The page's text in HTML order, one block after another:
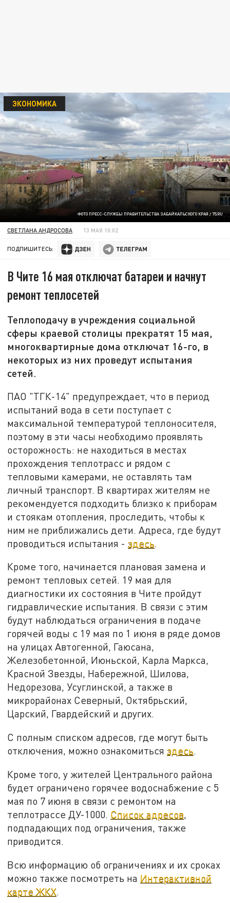
ФОТО ПРЕСС-СЛУЖБЫ ПРАВИТЕЛЬСТВА ЗАБАЙКАЛЬСКОГО КРАЯ / 75.RU
ЭКОНОМИКА
СВЕТЛАНА АНДРОСОВА 13 МАЯ 10:02
ПОДПИШИТЕСЬ:
В Чите 16 мая отключат батареи и начнут
ремонт теплосетей
Теплоподачу в учреждения социальной
сферы краевой столицы прекратят 15 мая,
многоквартирные дома отключат 16-го, в
некоторых из них проведут испытания
сетей.
ПАО "ТГК-14" предупреждает, что в период
испытаний вода в сети поступает с
максимальной температурой теплоносителя,
поэтому в эти часы необходимо проявлять
осторожность: не находиться в местах
прохождения теплотрасс и рядом с
тепловыми камерами, не оставлять там
личный транспорт. В квартирах жителям не
рекомендуется подходить близко к приборам
и стоякам отопления, проследить, чтобы к
ним не приближались дети. Адреса, где будут
проводиться испытания -здесь.
Кроме того, начинается плановая замена и
ремонт тепловых сетей. 19 мая для
диагностики их состояния в Чите пройдут
гидравлические испытания. В связи с этим
будут наблюдаться ограничения в подаче
горячей воды с 19 мая по 1 июня в ряде домов
на улицах Автогенной, Гаюсана,
Железобетонной, Июньской, Карла Маркса,
Красной Звезды, Набережной, Шилова,
Недорезова, Усуглинской, а также в
микрорайонах Северный, Октябрьский,
Царский, Гвардейский и других.
С полным списком адресов, где могут быть
отключения, можно ознакомитьсяздесь.
Кроме того, у жителей Центрального района
будет ограничено горячее водоснабжение с 5
мая по 7 июня в связи с ремонтом на
теплотрассе ДУ-1000. Список адресов,
подпадающих под ограничения, также
приводится.
Всю информацию об ограничениях и их сроках
можно также посмотреть на Интерактивной
карте ЖКХ